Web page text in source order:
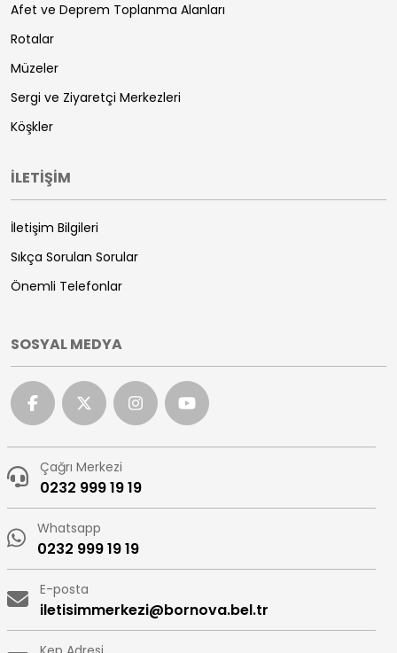
Afet ve Deprem Toplanma Alanları
Rotalar
Müzeler
Sergi ve Ziyaretçi Merkezleri
Köşkler
İLETİŞİM
İletişim Bilgileri
Sıkça Sorulan Sorular
Önemli Telefonlar
SOSYAL MEDYA
Çağrı Merkezi
0232 999 19 19
Whatsapp
0232 999 19 19
E-posta
iletisimmerkezi@bornova.bel.tr